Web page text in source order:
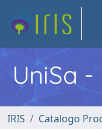
UniSa -
IRIS Catalogo